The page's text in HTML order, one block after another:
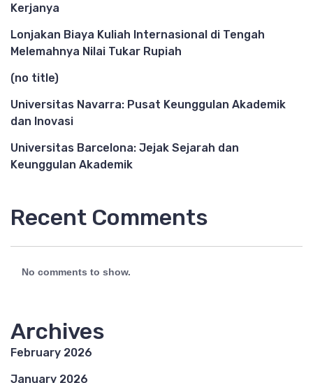
Kerjanya
Lonjakan Biaya Kuliah Internasional di Tengah
Melemahnya Nilai Tukar Rupiah
(no title)
Universitas Navarra: Pusat Keunggulan Akademik
dan Inovasi
Universitas Barcelona: Jejak Sejarah dan
Keunggulan Akademik
Recent Comments
No comments to show.
Archives
February 2026
January 2026